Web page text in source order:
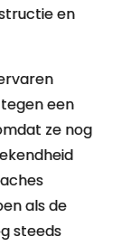
en
een
ze nog
als de
steeds